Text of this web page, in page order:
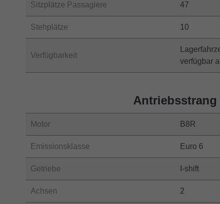
Sitzplätze Passagiere 47
Stehplätze 10
Verfügbarkeit
verfügbar
Antriebsstrang
Motor B8R
Emissionsklasse Euro 6
Getriebe I-shift
Achsen 2